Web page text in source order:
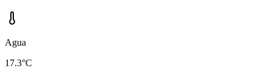
Agua
17.3°C